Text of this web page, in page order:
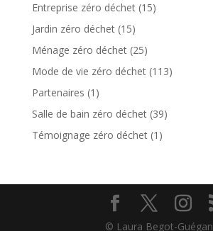
Entreprise zéro déchet(15)
Jardin zéro déchet(15)
Ménage zéro déchet(25)
Mode de vie zéro déchet(113)
Partenaires (1)
Salle de bain zéro déchet(39)
Témoignage zéro déchet(1)
© Laura Begot-Guégan